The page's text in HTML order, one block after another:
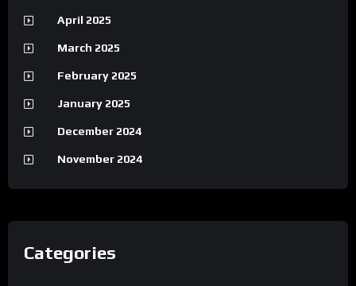
April 2025
March 2025
February 2025
January 2025
December 2024
November 2024
Categories